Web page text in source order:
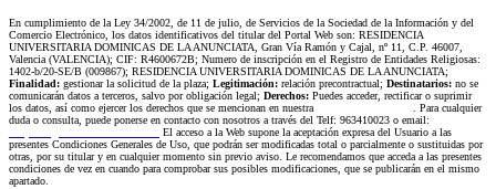
En cumplimiento de la Ley 34/2002, de 11 de julio, de Servicios de la Sociedad de la Información y del
Comercio Electrónico, los datos identificativos del titular del Portal Web son: RESIDENCIA
UNIVERSITARIA DOMINICAS DE LA ANUNCIATA, Gran Vía Ramón y Cajal, nº 11, C.P. 46007,
Valencia (VALENCIA); CIF: R4600672B; Numero de inscripción en el Registro de Entidades Religiosas:
1402-b/20-SE/B (009867); RESIDENCIA UNIVERSITARIA DOMINICAS DE LA ANUNCIATA;
Finalidad: gestionar la solicitud de la plaza; Legitimación: relación precontractual; Destinatarios: no se
comunicarán datos a terceros, salvo por obligación legal; Derechos: Puedes acceder, rectificar o suprimir
los datos, así como ejercer los derechos que se mencionan en nuestra
. Para cualquier
duda o consulta, puede ponerse en contacto con nosotros a través del Telf: 963410023 o email:
El acceso a la Web supone la aceptación expresa del Usuario a las
presentes Condiciones Generales de Uso, que podrán ser modificadas total o parcialmente o sustituidas por
otras, por su titular y en cualquier momento sin previo aviso. Le recomendamos que acceda a las presentes
condiciones de vez en cuando para comprobar sus posibles modificaciones, que se publicarán en el mismo
apartado.